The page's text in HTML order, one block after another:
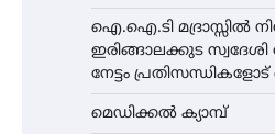
ഐ.ഐ.ടി മദ്രാസ്സിൽ
ഇരിങ്ങാലക്കുട
നേട്ടം
മെഡിക്കൽ ക്യാമ്പ്